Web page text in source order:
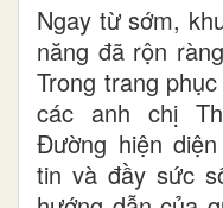
Ngay từ sớm,
năng đã rộn
Trong trang
các anh chị
Đường hiện
tin và đầy sức